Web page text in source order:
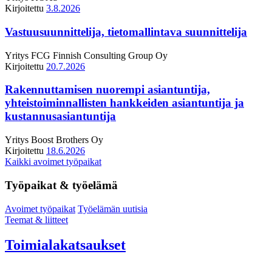
Kirjoitettu 3.8.2026
Vastuusuunnittelija, tietomallintava suunnittelija
Yritys FCG Finnish Consulting Group Oy
Kirjoitettu 20.7.2026
Rakennuttamisen nuorempi asiantuntija,
yhteistoiminnallisten hankkeiden asiantuntija ja
kustannusasiantuntija
Yritys Boost Brothers Oy
Kirjoitettu 18.6.2026
Kaikki avoimet työpaikat
Työpaikat & työelämä
Avoimet työpaikat Työelämän uutisia
Teemat & liitteet
Toimialakatsaukset